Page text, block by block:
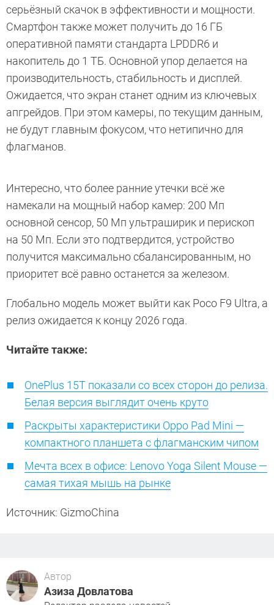
серьёзный скачок в эффективности и мощности.
Смартфон также может получить до 16 ГБ
оперативной памяти стандарта LPDDR6 и
накопитель до 1 ТБ. Основной упор делается на
производительность, стабильность и дисплей.
Ожидается, что экран станет одним из ключевых
апгрейдов. При этом камеры, по текущим данным,
не будут главным фокусом, что нетипично для
флагманов.
Интересно, что более ранние утечки всё же
намекали на мощный набор камер: 200 Мп
основной сенсор, 50 Мп ультраширик и перископ
на 50 Мп. Если это подтвердится, устройство
получится максимально сбалансированным, но
приоритет всё равно останется за железом.
Глобально модель может выйти как Poco F9 Ultra, а
релиз ожидается к концу 2026 года.
Читайте также:
OnePlus 15T показали со всех сторон до релиза.
Белая версия выглядит очень круто
Раскрыты характеристики Oppo Pad Mini —
компактного планшета с флагманским чипом
Мечта всех в офисе: Lenovo Yoga Silent Mouse —
самая тихая мышь на рынке
Источник: GizmoChina
Автор
Азиза Довлатова